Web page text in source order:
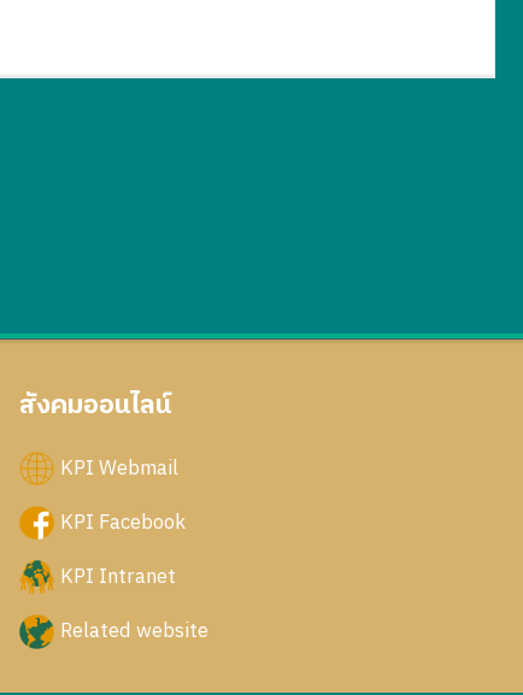
สังคมออนไลน์
KPI Webmail
KPI Facebook
KPI Intranet
Related website